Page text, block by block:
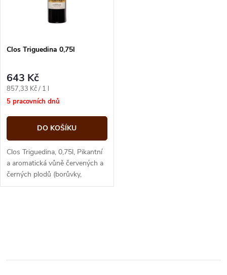
p
r
o
d
u
k
s
p
r
o
d
u
Clos Triguedina 0,75l
643 Kč
Měrná
cena:
857,33 Kč / 1 l
5 pracovních dnů
DO KOŠÍKU
Clos Triguedina, 0,75l, Pikantní
a aromatická vůně červených a
černých plodů (borůvky,
švestky) a jemné tóny dřeva s
l